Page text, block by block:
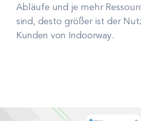
Abläufe und je mehr
sind, desto größer ist der
Kunden von Indoorway.